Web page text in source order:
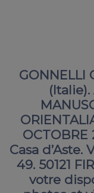
GONNELLI
(Italie).
OCTOBRE
Casa d’Aste.
49. 50121
votre